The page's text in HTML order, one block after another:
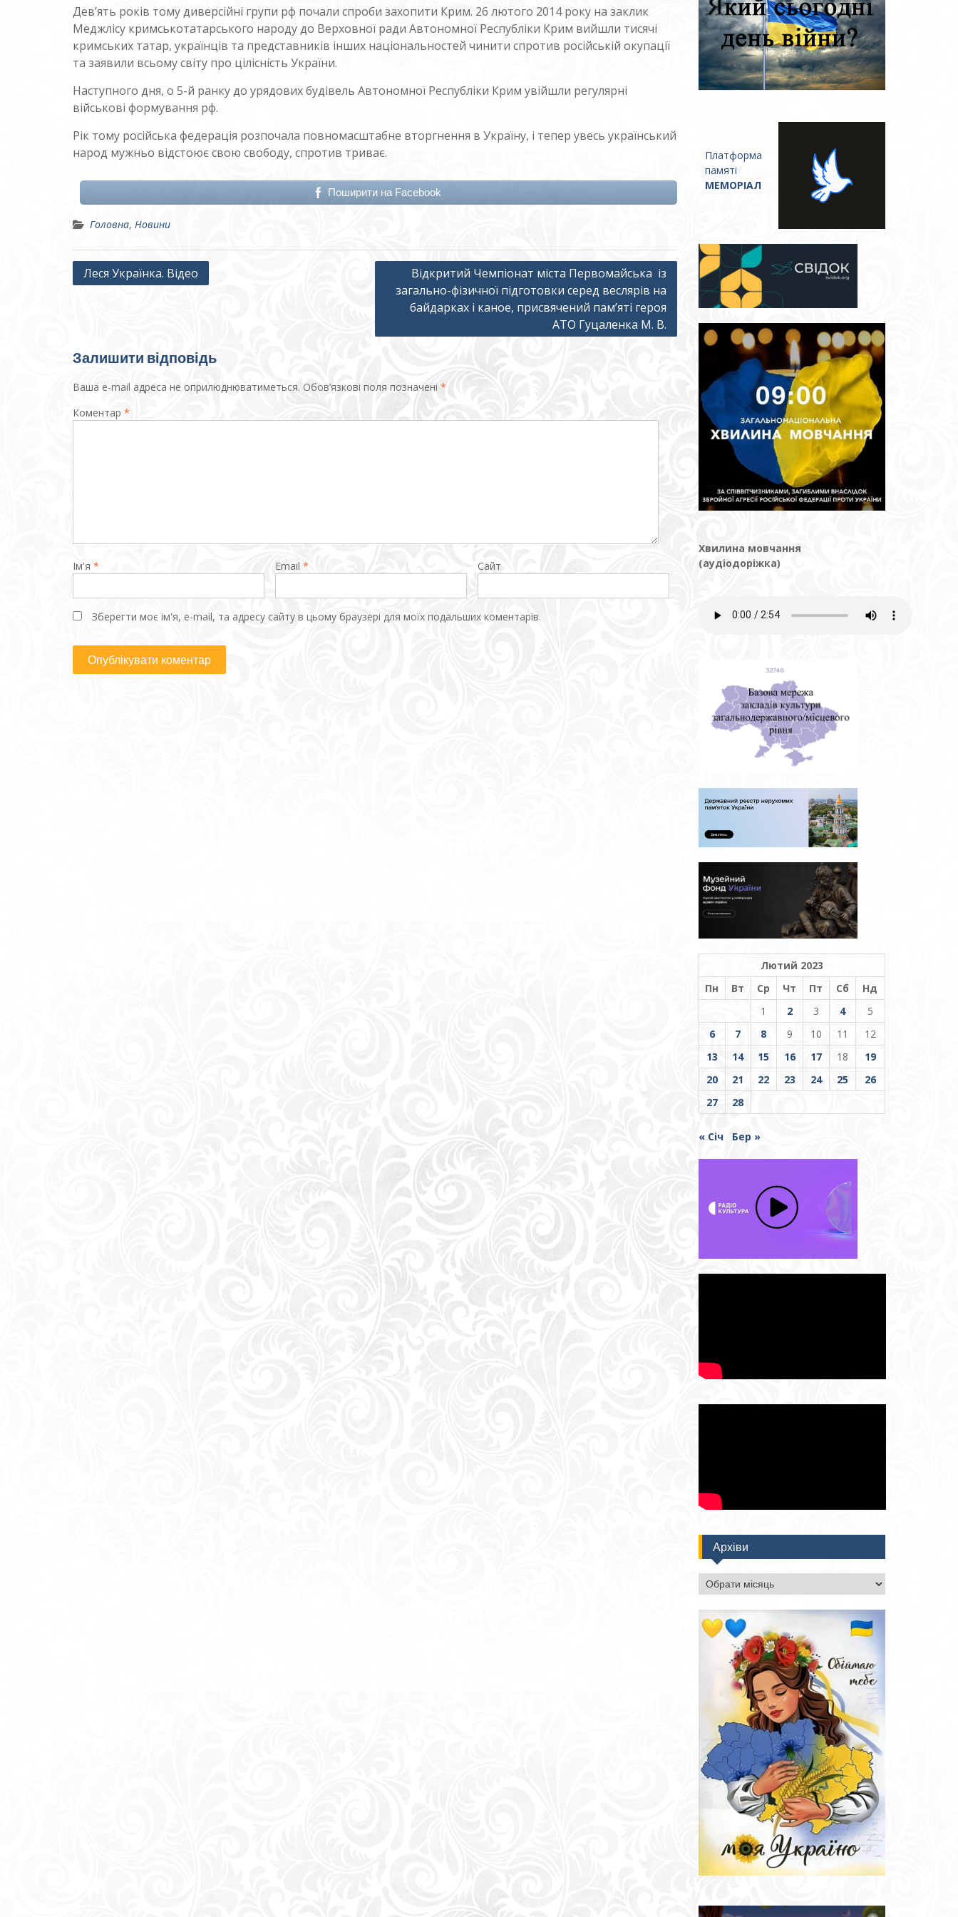
Дев’ять років тому диверсійні групи рф почали спроби захопити Крим. 26 лютого 2014 року на заклик
Меджлісу кримськотатарського народу до Верховної ради Автономної Республіки Крим вийшли тисячі
кримських татар, українців та представників інших національностей чинити спротив російській окупації
та заявили всьому світу про цілісність України.
Наступного дня, о 5-й ранку до урядових будівель Автономної Республіки Крим увійшли регулярні
військові формування рф.
Рік тому російська федерація розпочала повномасштабне вторгнення в Україну, і тепер увесь український
народ мужньо відстоює свою свободу, спротив триває.
Поширити на Facebook
Головна, Новини
Навігація
Леся Українка. Відео
Відкритий Чемпіонат міста Первомайська із
загально-фізичної підготовки серед веслярів на
байдарках і каное, присвячений пам’яті героя
АТО Гуцаленка М. В.
Залишити відповідь
Ваша e-mail адреса не оприлюднюватиметься. Обов’язкові поля позначені *
Коментар *
Ім'я * Email * Сайт
Зберегти моє ім'я, e-mail, та адресу сайту в цьому браузері для моїх подальших коментарів.
Платформа
памяті
МЕМОРІАЛ
Хвилина мовчання
(аудіодоріжка)
Лютий 2023
Пн
Вт Ср Чт Пт Сб
Нд
1
2 3 4
5
6
7 8 9 10 11
12
13
14 15 16 17 18
19
20
21 22 23 24 25
26
27
28
« Січ Бер »
Архіви
Архіви